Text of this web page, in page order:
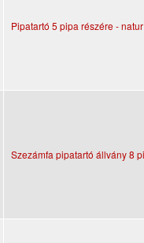
Pipatartó 5 pipa részére - natur
Szezámfa pipatartó állvány 8